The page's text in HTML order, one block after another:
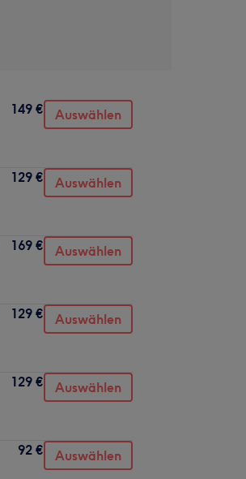
149 € Auswählen
129 € Auswählen
169 € Auswählen
129 € Auswählen
129 € Auswählen
92 € Auswählen